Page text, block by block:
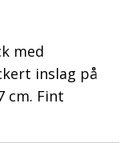
med
inslag på
cm. Fint